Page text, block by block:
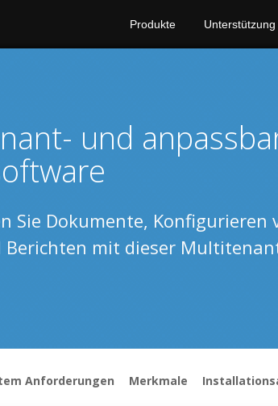
Produkte Unterstützung
und
Sie Dokumente, Konfigurieren
mit dieser
Anforderungen Merkmale